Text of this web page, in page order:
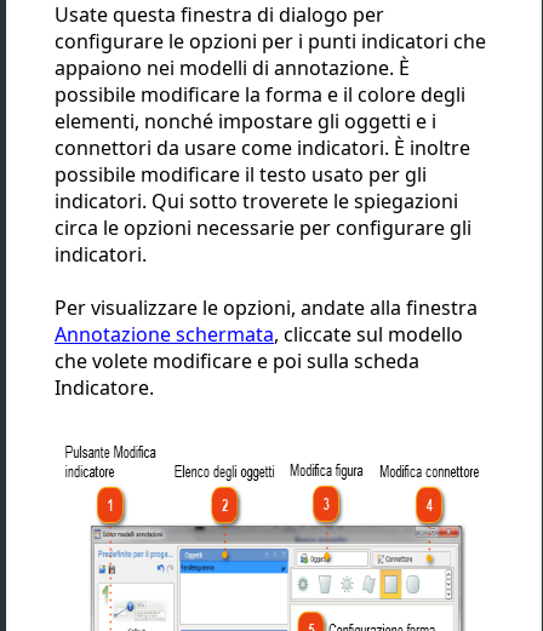
Usate questa finestra di dialogo per
configurare le opzioni per i punti indicatori che
appaiono nei modelli di annotazione. È
possibile modificare la forma e il colore degli
elementi, nonché impostare gli oggetti e i
connettori da usare come indicatori. È inoltre
possibile modificare il testo usato per gli
indicatori. Qui sotto troverete le spiegazioni
circa le opzioni necessarie per configurare gli
indicatori.
Per visualizzare le opzioni, andate alla finestra
Annotazione schermata, cliccate sul modello
che volete modificare e poi sulla scheda
Indicatore.